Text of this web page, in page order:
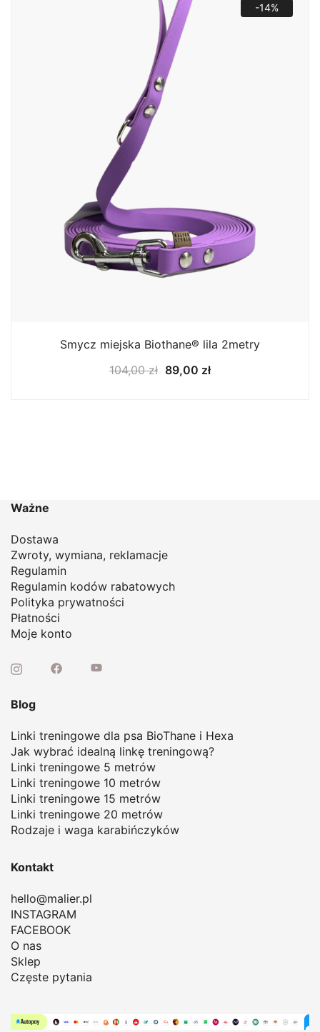
-14%
Smycz miejska Biothane® lila 2metry
104,00zł Pierwotna
89,00 złAktualna
Ważne
Dostawa
Zwroty, wymiana, reklamacje
Regulamin
Regulamin kodów rabatowych
Polityka prywatności
Płatności
Moje konto
Blog
Linki treningowe dla psa BioThane i Hexa
Jak wybrać idealną linkę treningową?
Linki treningowe 5 metrów
Linki treningowe 10 metrów
Linki treningowe 15 metrów
Linki treningowe 20 metrów
Rodzaje i waga karabińczyków
Kontakt
hello@malier.pl
INSTAGRAM
FACEBOOK
O nas
Sklep
Częste pytania